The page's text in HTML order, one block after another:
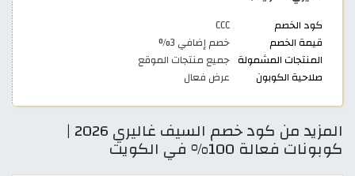
كود الخصم
CCC
قيمة الخصم
خصم إضافي 3%
المنتجات المشمولة جميع منتجات الموقع
صلاحية الكوبون
عرض فعال
المزيد من كود خصم السيف غاليري 2026 |
كوبونات فعالة 100% في الكويت